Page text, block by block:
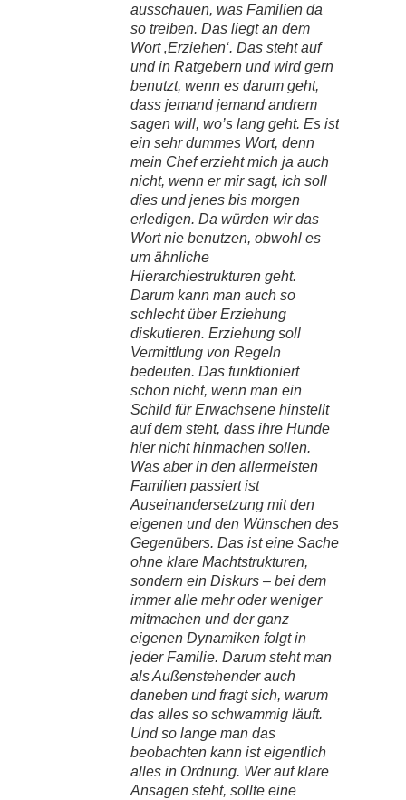
ausschauen, was Familien da
so treiben. Das liegt an dem
Wort ‚Erziehen‘. Das steht auf
und in Ratgebern und wird gern
benutzt, wenn es darum geht,
dass jemand jemand andrem
sagen will, wo’s lang geht. Es ist
ein sehr dummes Wort, denn
mein Chef erzieht mich ja auch
nicht, wenn er mir sagt, ich soll
dies und jenes bis morgen
erledigen. Da würden wir das
Wort nie benutzen, obwohl es
um ähnliche
Hierarchiestrukturen geht.
Darum kann man auch so
schlecht über Erziehung
diskutieren. Erziehung soll
Vermittlung von Regeln
bedeuten. Das funktioniert
schon nicht, wenn man ein
Schild für Erwachsene hinstellt
auf dem steht, dass ihre Hunde
hier nicht hinmachen sollen.
Was aber in den allermeisten
Familien passiert ist
Auseinandersetzung mit den
eigenen und den Wünschen des
Gegenübers. Das ist eine Sache
ohne klare Machtstrukturen,
sondern ein Diskurs – bei dem
immer alle mehr oder weniger
mitmachen und der ganz
eigenen Dynamiken folgt in
jeder Familie. Darum steht man
als Außenstehender auch
daneben und fragt sich, warum
das alles so schwammig läuft.
Und so lange man das
beobachten kann ist eigentlich
alles in Ordnung. Wer auf klare
Ansagen steht, sollte eine